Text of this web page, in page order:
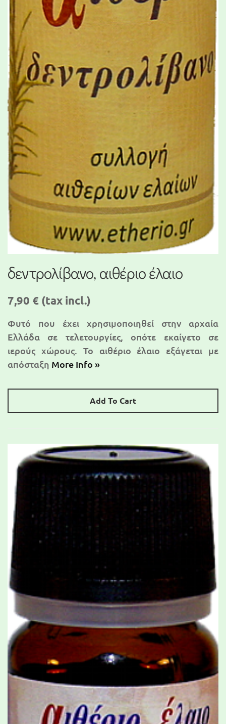
δεντρολίβανο, αιθέριο έλαιο
7,90 € (tax incl.)
Φυτό που έχει χρησιμοποιηθεί στην αρχαία
Ελλάδα σε τελετουργίες, οπότε εκαίγετο σε
ιερούς χώρους. Το αιθέριο έλαιο εξάγεται με
απόσταξη More Info »
Add To Cart